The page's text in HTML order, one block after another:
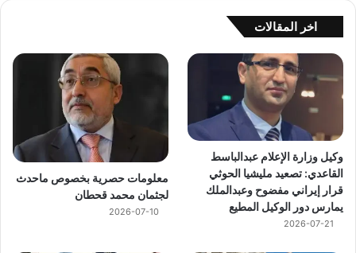
اخر المقالات
وكيل وزارة الإعلام عبدالباسط
القاعدي: تصعيد مليشيا الحوثي
قرار إيراني مفضوح وعبدالملك
يمارس دور الوكيل المطيع
2026-07-21
معلومات حصرية بخصوص ماحدث
لجثمان محمد قحطان
2026-07-10